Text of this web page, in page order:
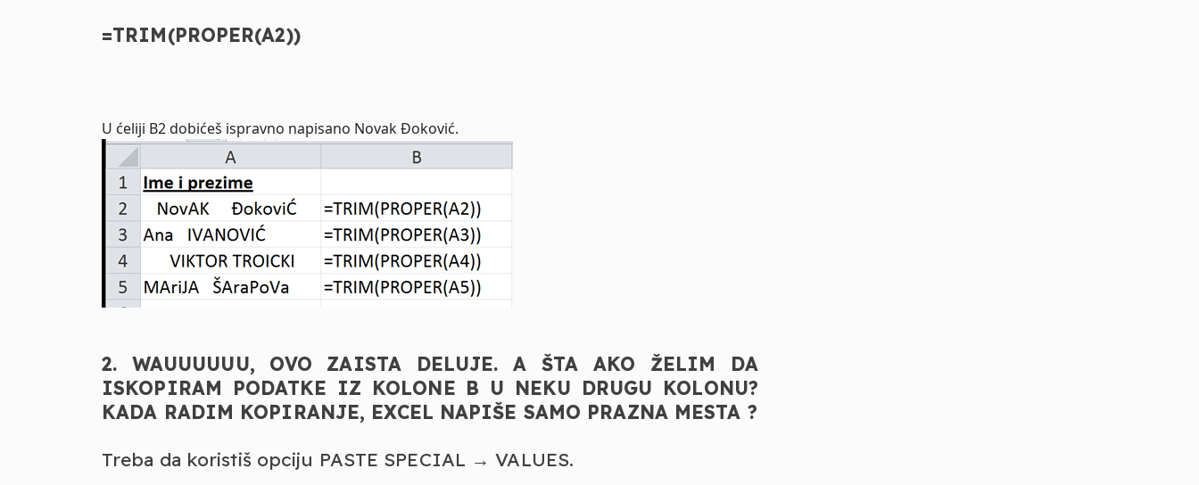
=TRIM(PROPER(A2))
U ćeliji B2 dobićeš ispravno napisano Novak Đoković.
2. WAUUUUUU, OVO ZAISTA DELUJE. A ŠTA AKO ŽELIM DA
ISKOPIRAM PODATKE IZ KOLONE B U NEKU DRUGU KOLONU?
KADA RADIM KOPIRANJE, EXCEL NAPIŠE SAMO PRAZNA MESTA ?
Treba da koristiš opciju PASTE SPECIAL → VALUES.